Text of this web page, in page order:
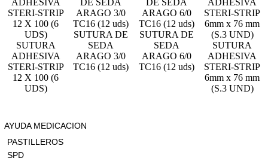
SUTURA
ADHESIVA
STERI-STRIP
12 X 100 (6
UDS)
SUTURA DE
SEDA
ARAGO 3/0
TC16 (12 uds)
SUTURA DE
SEDA
ARAGO 6/0
TC16 (12 uds)
SUTURA
ADHESIVA
STERI-STRIP
6mm x 76 mm
(S.3 UND)
AYUDA MEDICACION
PASTILLEROS
SPD